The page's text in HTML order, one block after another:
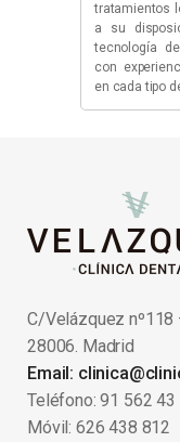
tratamientos
a su
tecnología
con
en cada tipo
C/Velázquez nº118
28006. Madrid
Email:
Teléfono: 91 562 43
Móvil: 626 438 812